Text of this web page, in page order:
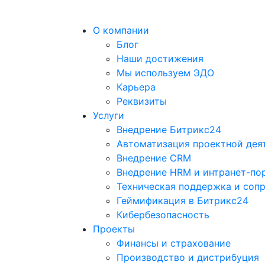
О компании
Блог
Наши достижения
Мы используем ЭДО
Карьера
Реквизиты
Услуги
Внедрение Битрикс24
Автоматизация проектной
Внедрение CRM
Внедрение HRM и интранет-
Техническая поддержка и
Геймификация в Битрикс24
Кибербезопасность
Проекты
Финансы и страхование
Производство и дистрибуция